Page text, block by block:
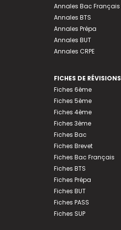
Annales Bac Français
Annales BTS
Annales Prépa
Annales BUT
Annales CRPE
FICHES DE RÉVISIONS
Fiches 6ème
Fiches 5ème
Fiches 4ème
Fiches 3ème
Fiches Bac
Fiches Brevet
Fiches Bac Français
Fiches BTS
Fiches Prépa
Fiches BUT
Fiches PASS
Fiches SUP